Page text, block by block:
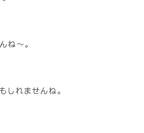
ね～。
しれませんね。